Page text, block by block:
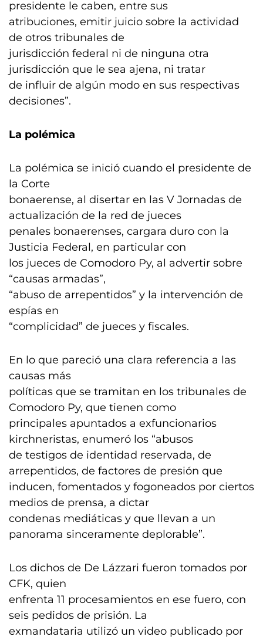
presidente le caben, entre sus
atribuciones, emitir juicio sobre la actividad
de otros tribunales de
jurisdicción federal ni de ninguna otra
jurisdicción que le sea ajena, ni tratar
de influir de algún modo en sus respectivas
decisiones”.
La polémica
La polémica se inició cuando el presidente de
la Corte
bonaerense, al disertar en las V Jornadas de
actualización de la red de jueces
penales bonaerenses, cargara duro con la
Justicia Federal, en particular con
los jueces de Comodoro Py, al advertir sobre
“causas armadas”,
“abuso de arrepentidos” y la intervención de
espías en
“complicidad” de jueces y fiscales.
En lo que pareció una clara referencia a las
causas más
políticas que se tramitan en los tribunales de
Comodoro Py, que tienen como
principales apuntados a exfuncionarios
kirchneristas, enumeró los “abusos
de testigos de identidad reservada, de
arrepentidos, de factores de presión que
inducen, fomentados y fogoneados por ciertos
medios de prensa, a dictar
condenas mediáticas y que llevan a un
panorama sinceramente deplorable”.
Los dichos de De Lázzari fueron tomados por
CFK, quien
enfrenta 11 procesamientos en ese fuero, con
seis pedidos de prisión. La
exmandataria utilizó un video publicado por